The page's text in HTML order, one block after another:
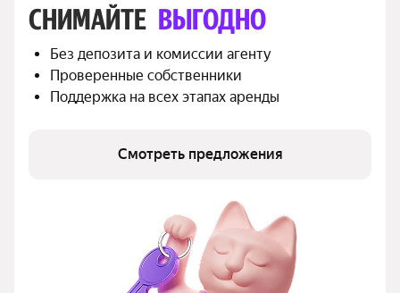
СНИМАЙТЕ ВЫГОДНО
Без депозита и комиссии агенту
Проверенные собственники
Поддержка на всех этапах аренды
Смотреть предложения